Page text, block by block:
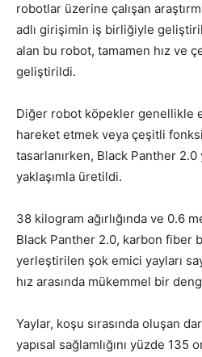
robotlar üzerine çalışan
adlı girişimin iş birliğiyle
alan bu robot, tamamen hız ve
geliştirildi.
Diğer robot köpekler genellikle
hareket etmek veya çeşitli
tasarlanırken, Black Panther 2.0
yaklaşımla üretildi.
38 kilogram ağırlığında ve 0.6
Black Panther 2.0, karbon fiber
yerleştirilen şok emici yayları
hız arasında mükemmel bir
Yaylar, koşu sırasında oluşan
yapısal sağlamlığını yüzde 135